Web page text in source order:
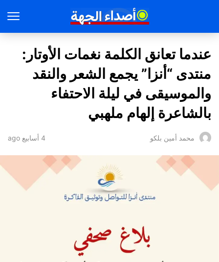
​عندما تعانق الكلمة نغمات الأوتار:
منتدى “أنزا” يجمع الشعر والنقد
والموسيقى في ليلة الاحتفاء
بالشاعرة إلهام ملهبي
محمد أمين بلكو 4 أسابيع ago